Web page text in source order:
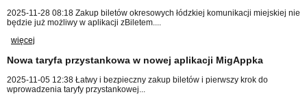
2025-11-28 08:18 Zakup biletów okresowych łódzkiej komunikacji miejskiej nie
będzie już możliwy w aplikacji zBiletem....
więcej
Nowa taryfa przystankowa w nowej aplikacji MigAppka
2025-11-05 12:38 Łatwy i bezpieczny zakup biletów i pierwszy krok do
wprowadzenia taryfy przystankowej...